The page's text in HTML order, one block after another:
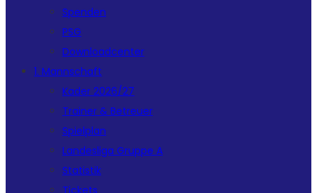
Spenden
PSG
Downloadcenter
1. Mannschaft
Kader 2026/27
Trainer & Betreuer
Spielplan
Landesliga Gruppe A
Statistik
Tickets